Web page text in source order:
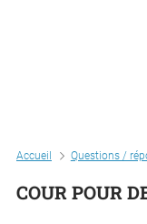
Accueil Questions /
COUR POUR